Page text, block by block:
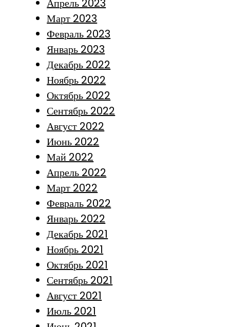
Апрель 2023
Март 2023
Февраль 2023
Январь 2023
Декабрь 2022
Ноябрь 2022
Октябрь 2022
Сентябрь 2022
Август 2022
Июнь 2022
Май 2022
Апрель 2022
Март 2022
Февраль 2022
Январь 2022
Декабрь 2021
Ноябрь 2021
Октябрь 2021
Сентябрь 2021
Август 2021
Июль 2021